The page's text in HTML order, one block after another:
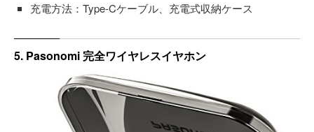
充電方法：Type-Cケーブル、充電式収納ケース
5. Pasonomi 完全ワイヤレスイヤホン